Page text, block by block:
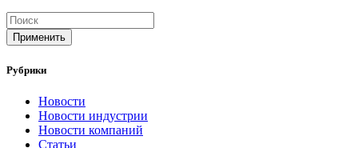
Применить
Рубрики
Новости
Новости индустрии
Новости компаний
Статьи